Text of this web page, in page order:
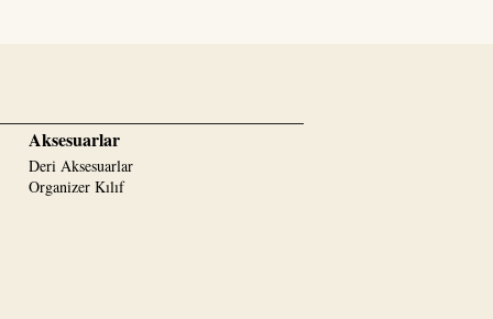
Aksesuarlar
Deri Aksesuarlar
Organizer Kılıf